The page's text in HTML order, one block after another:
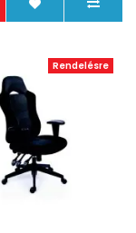
Rendelésre